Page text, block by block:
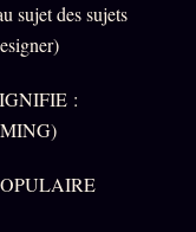
sujet des sujets
: